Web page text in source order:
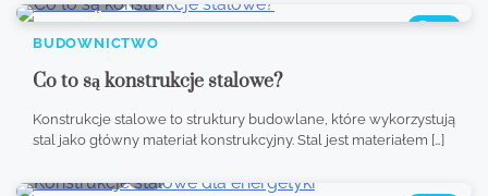
354
BUDOWNICTWO
Co to są konstrukcje stalowe?
Konstrukcje stalowe to struktury budowlane, które wykorzystują
stal jako główny materiał konstrukcyjny. Stal jest materiałem […]